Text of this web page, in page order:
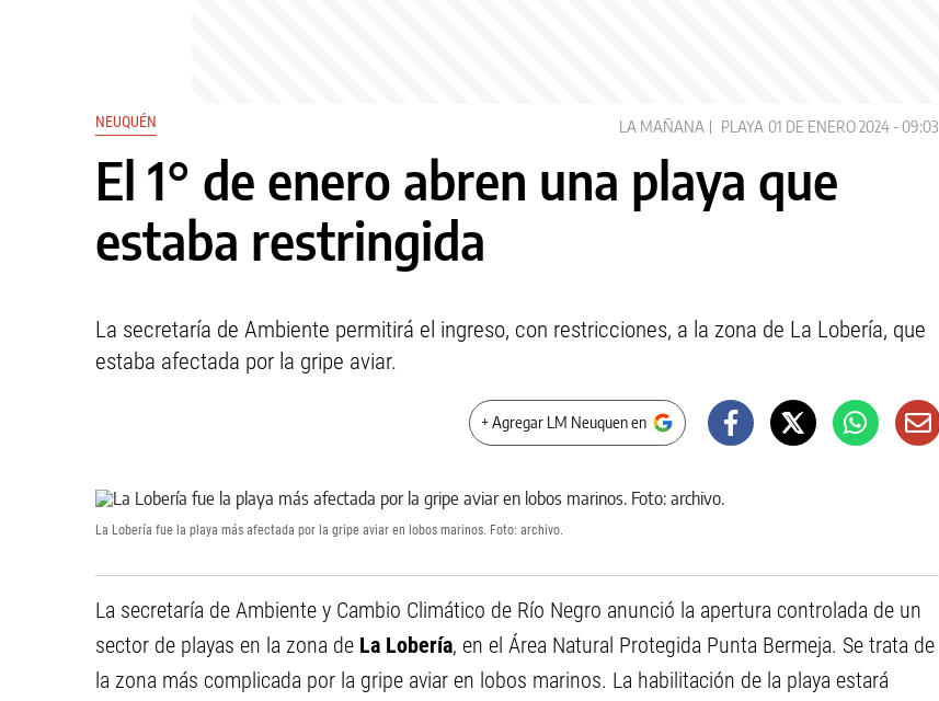
NEUQUÉN LA MAÑANA PLAYA 01 DE ENERO 2024 - 09:03
El 1° de enero abren una playa que
estaba restringida
La secretaría de Ambiente permitirá el ingreso, con restricciones, a la zona de La Lobería, que
estaba afectada por la gripe aviar.
+ Agregar LM Neuquen en
La Lobería fue la playa más afectada por la gripe aviar en lobos marinos. Foto: archivo.
La secretaría de Ambiente y Cambio Climático de Río Negro anunció la apertura controlada de un
sector de playas en la zona de La Lobería, en el Área Natural Protegida Punta Bermeja. Se trata de
la zona más complicada por la gripe aviar en lobos marinos. La habilitación de la playa estará